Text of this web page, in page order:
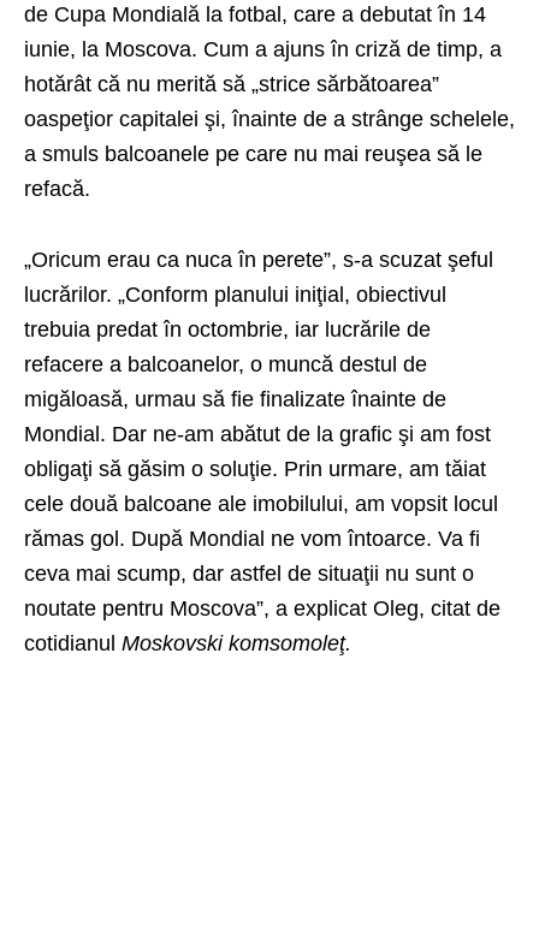
de Cupa Mondială la fotbal, care a debutat în 14
iunie, la Moscova. Cum a ajuns în criză de timp, a
hotărât că nu merită să „strice sărbătoarea”
oaspeţior capitalei şi, înainte de a strânge schelele,
a smuls balcoanele pe care nu mai reuşea să le
refacă.
„Oricum erau ca nuca în perete”, s-a scuzat şeful
lucrărilor. „Conform planului iniţial, obiectivul
trebuia predat în octombrie, iar lucrările de
refacere a balcoanelor, o muncă destul de
migăloasă, urmau să fie finalizate înainte de
Mondial. Dar ne-am abătut de la grafic şi am fost
obligaţi să găsim o soluţie. Prin urmare, am tăiat
cele două balcoane ale imobilului, am vopsit locul
rămas gol. După Mondial ne vom întoarce. Va fi
ceva mai scump, dar astfel de situaţii nu sunt o
noutate pentru Moscova”, a explicat Oleg, citat de
cotidianul Moskovski komsomoleţ.